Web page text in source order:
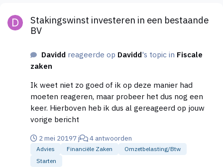
Stakingswinst investeren in een bestaande
BV
Davidd reageerde op Davidd's topic in Fiscale
zaken
Ik weet niet zo goed of ik op deze manier had
moeten reageren, maar probeer het dus nog een
keer. Hierboven heb ik dus al gereageerd op jouw
vorige bericht
2 mei 20197 j 4 antwoorden
Advies Financiële Zaken
Omzetbelasting/btw
Starten